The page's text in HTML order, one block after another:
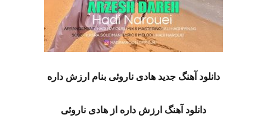
دانلود آهنگ جدید هادی ناروئی بنام ارزش داره
دانلود آهنگ ارزش داره از هادی ناروئی